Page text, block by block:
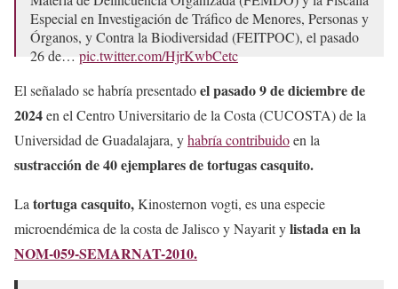
Especial en Investigación de Tráfico de Menores, Personas y
Órganos, y Contra la Biodiversidad (FEITPOC), el pasado
26 de… pic.twitter.com/HjrKwbCetc
— PROFEPA (@PROFEPA_Mx)May 30, 2025
El señalado se habría presentadoel pasado 9 de diciembre de
2024en el Centro Universitario de la Costa (CUCOSTA) de la
Universidad de Guadalajara, yhabría contribuidoen la
sustracción de 40 ejemplares de tortugas casquito.
La tortuga casquito,Kinosternon vogti, es una especie
microendémica de la costa de Jalisco y Nayarit ylistada en la
NOM-059-SEMARNAT-2010.